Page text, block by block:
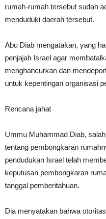
rumah-rumah tersebut sudah
menduduki daerah tersebut.
Abu Diab mengatakan, yang
penjajah Israel agar
menghancurkan dan
untuk kepentingan organisasi
Rencana jahat
Ummu Muhammad Diab,
tentang pembongkaran
pendudukan Israel telah
keputusan pembongkaran
tanggal pemberitahuan.
Dia menyatakan bahwa